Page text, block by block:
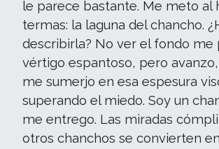
le parece bastante. Me meto al
termas: la laguna del chancho.
describirla? No ver el fondo me
vértigo espantoso, pero
me sumerjo en esa espesura
superando el miedo. Soy un
me entrego. Las miradas
otros chanchos se convierten en